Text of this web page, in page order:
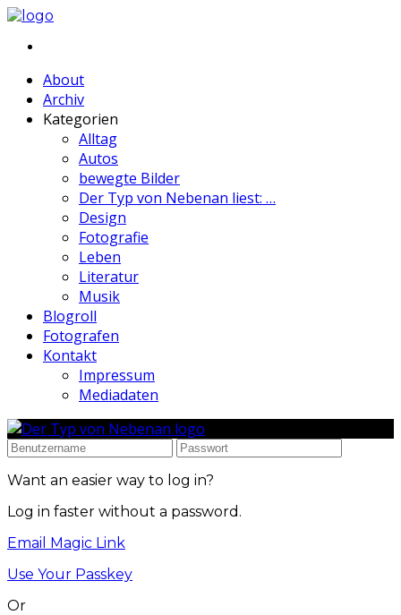
About
Archiv
Kategorien
Alltag
Autos
bewegte Bilder
Der Typ von Nebenan liest: …
Design
Fotografie
Leben
Literatur
Musik
Blogroll
Fotografen
Kontakt
Impressum
Mediadaten
Want an easier way to log in?
Log in faster without a password.
Email Magic Link
Use Your Passkey
Or